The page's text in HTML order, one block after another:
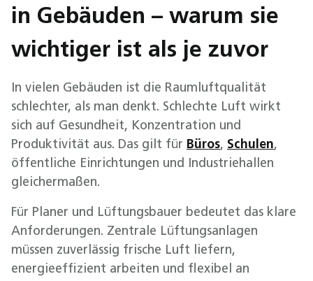
in Gebäuden – warum sie
wichtiger ist als je zuvor
In vielen Gebäuden ist die Raumluftqualität
schlechter, als man denkt. Schlechte Luft wirkt
sich auf Gesundheit, Konzentration und
Produktivität aus. Das gilt für Büros, Schulen,
öffentliche Einrichtungen und Industriehallen
gleichermaßen.
Für Planer und Lüftungsbauer bedeutet das klare
Anforderungen. Zentrale Lüftungsanlagen
müssen zuverlässig frische Luft liefern,
energieeffizient arbeiten und flexibel an